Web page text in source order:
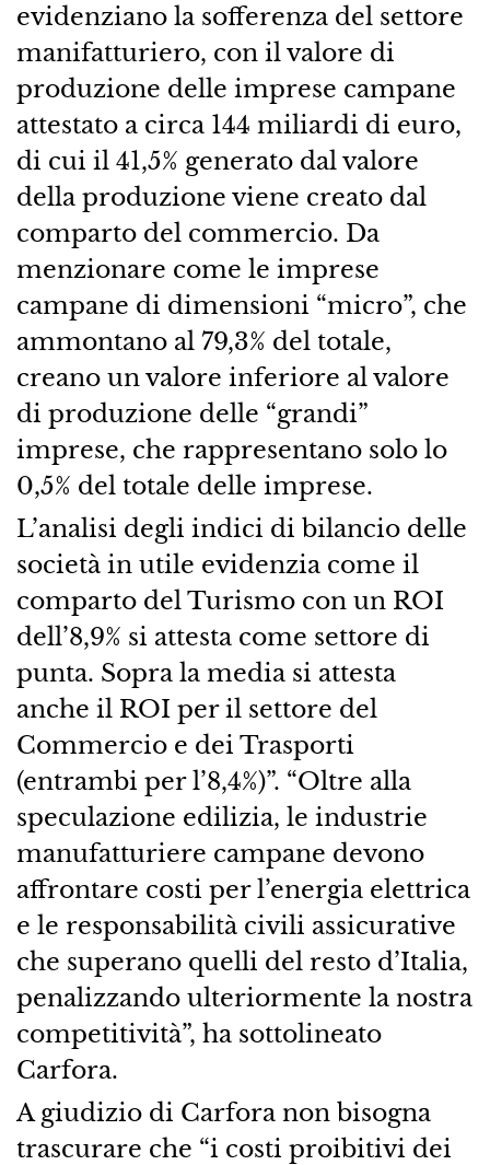
evidenziano la sofferenza del settore
manifatturiero, con il valore di
produzione delle imprese campane
attestato a circa 144 miliardi di euro,
di cui il 41,5% generato dal valore
della produzione viene creato dal
comparto del commercio. Da
menzionare come le imprese
campane di dimensioni “micro”, che
ammontano al 79,3% del totale,
creano un valore inferiore al valore
di produzione delle “grandi”
imprese, che rappresentano solo lo
0,5% del totale delle imprese.
L’analisi degli indici di bilancio delle
società in utile evidenzia come il
comparto del Turismo con un ROI
dell’8,9% si attesta come settore di
punta. Sopra la media si attesta
anche il ROI per il settore del
Commercio e dei Trasporti
(entrambi per l’8,4%)”. “Oltre alla
speculazione edilizia, le industrie
manufatturiere campane devono
affrontare costi per l’energia elettrica
e le responsabilità civili assicurative
che superano quelli del resto d’Italia,
penalizzando ulteriormente la nostra
competitività”, ha sottolineato
Carfora.
A giudizio di Carfora non bisogna
trascurare che “i costi proibitivi dei